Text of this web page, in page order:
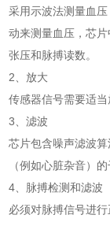
采用示波法测量血
动来测量血压，芯
张压和脉搏读数。
2、放大
传感器信号需要适当
3、滤波
芯片包含噪声滤波
（例如心脏杂音）的
4、脉搏检测和滤波
必须对脉搏信号进